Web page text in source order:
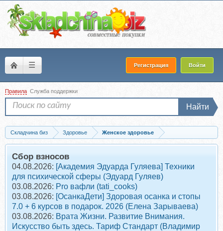
☰ Регистрация Войти
Правила Служба поддержки
Найти
Складчина биз Здоровье
Женское здоровье
Запись [AnyClass] Super G: Интимная гимнастика, 2025. Подписка на 12...
Сбор взносов
04.08.2026: [Академия Эдуарда Гуляева] Техники
для психической сферы (Эдуард Гуляев)
03.08.2026: Pro вафли (tati_cooks)
03.08.2026: [ОсанкаДети] Здоровая осанка и стопы
7.0 + 6 курсов в подарок. 2026 (Елена Зарываева)
03.08.2026: Врата Жизни. Развитие Внимания.
Искусство быть здесь. Тариф Стандарт (Владимир